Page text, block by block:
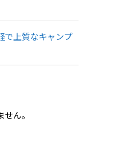
で上質なキャンプ
ん。